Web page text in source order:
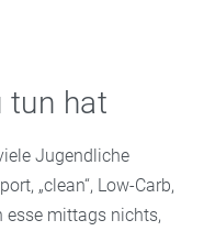
tun hat
Jugendliche
„clean“, Low-Carb,
esse mittags nichts,